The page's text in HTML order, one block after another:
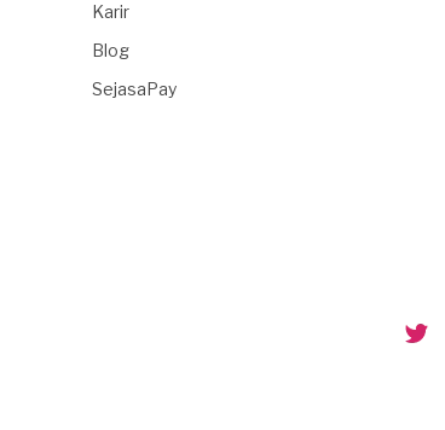
Karir
Blog
SejasaPay